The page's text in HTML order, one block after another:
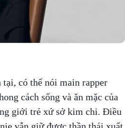
có thể nói main rapper
cách sống và ăn mặc của
giới trẻ xứ sở kim chi. Điều